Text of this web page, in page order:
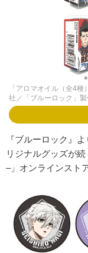
「アロマオイル（全4
社／「ブルーロック」
『ブルーロック』
リジナルグッズが
–」オンラインスト